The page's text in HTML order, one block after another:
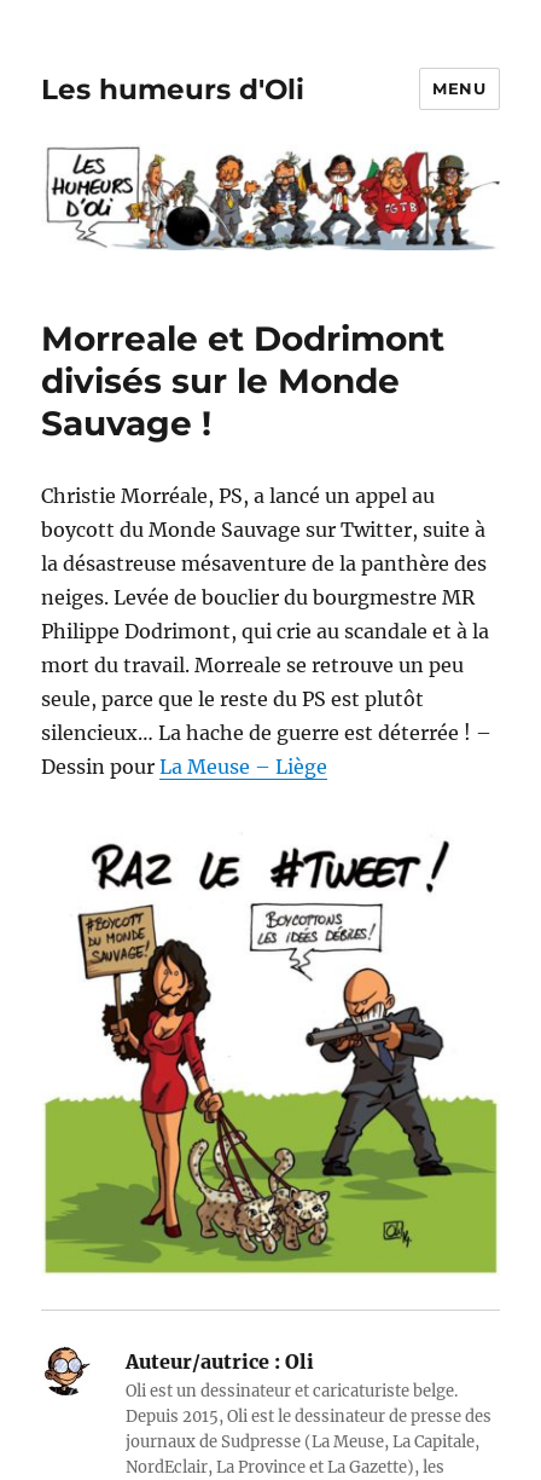
Les humeurs d'Oli MENU
Morreale et Dodrimont
divisés sur le Monde
Sauvage !
Christie Morréale, PS, a lancé un appel au
boycott du Monde Sauvage sur Twitter, suite à
la désastreuse mésaventure de la panthère des
neiges. Levée de bouclier du bourgmestre MR
Philippe Dodrimont, qui crie au scandale et à la
mort du travail. Morreale se retrouve un peu
seule, parce que le reste du PS est plutôt
silencieux… La hache de guerre est déterrée ! –
Dessin pourLa Meuse – Liège
Auteur/autrice : Oli
Oli est un dessinateur et caricaturiste belge.
Depuis 2015, Oli est le dessinateur de presse des
journaux de Sudpresse (La Meuse, La Capitale,
NordEclair, La Province et La Gazette), les